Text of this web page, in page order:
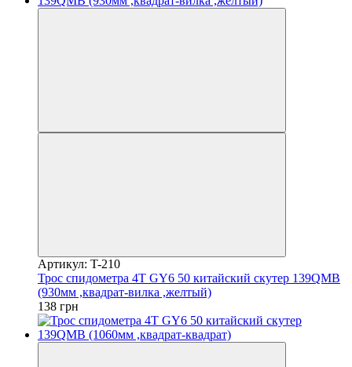
Артикул: T-210
Трос спидометра 4T GY6 50 китайский скутер 139QMB
(930мм ,квадрат-вилка ,желтый)
138 грн